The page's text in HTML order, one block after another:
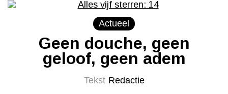
Actueel
Geen douche, geen
geloof, geen adem
Tekst Redactie